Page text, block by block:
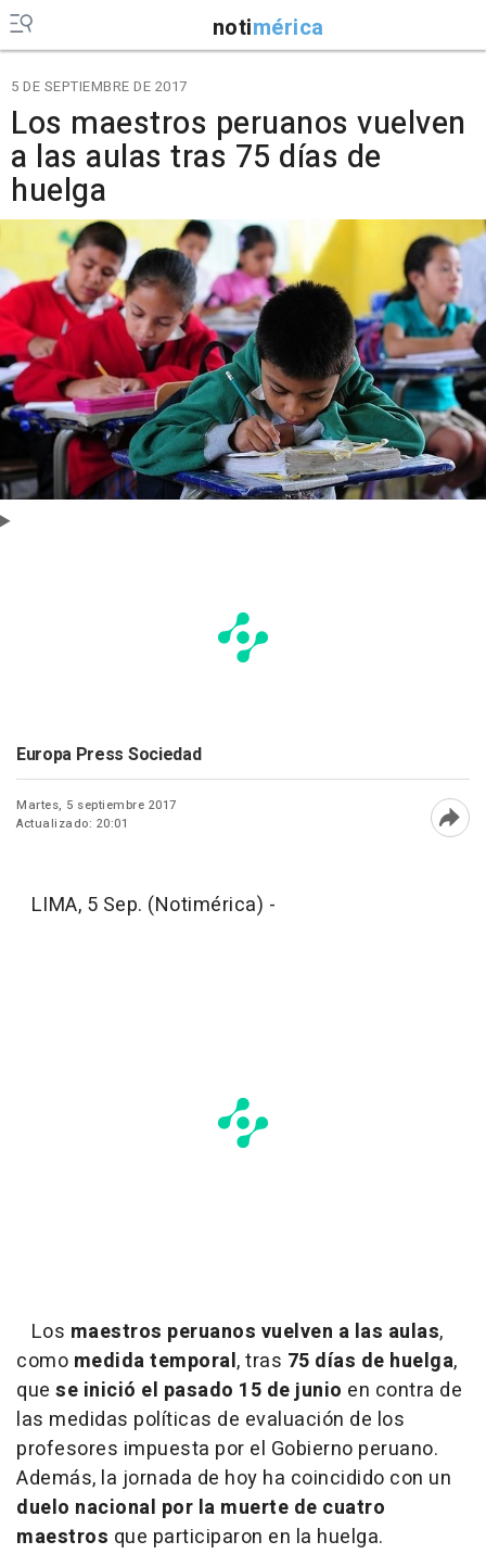
notimérica
5 DE SEPTIEMBRE DE 2017
Los maestros peruanos vuelven
a las aulas tras 75 días de
huelga
Europa Press Sociedad
Martes, 5 septiembre 2017
Actualizado: 20:01
LIMA, 5 Sep. (Notimérica) -
Los maestros peruanos vuelven a las aulas,
como medida temporal, tras 75 días de huelga,
que se inició el pasado 15 de junio en contra de
las medidas políticas de evaluación de los
profesores impuesta por el Gobierno peruano.
Además, la jornada de hoy ha coincidido con un
duelo nacional por la muerte de cuatro
maestros que participaron en la huelga.